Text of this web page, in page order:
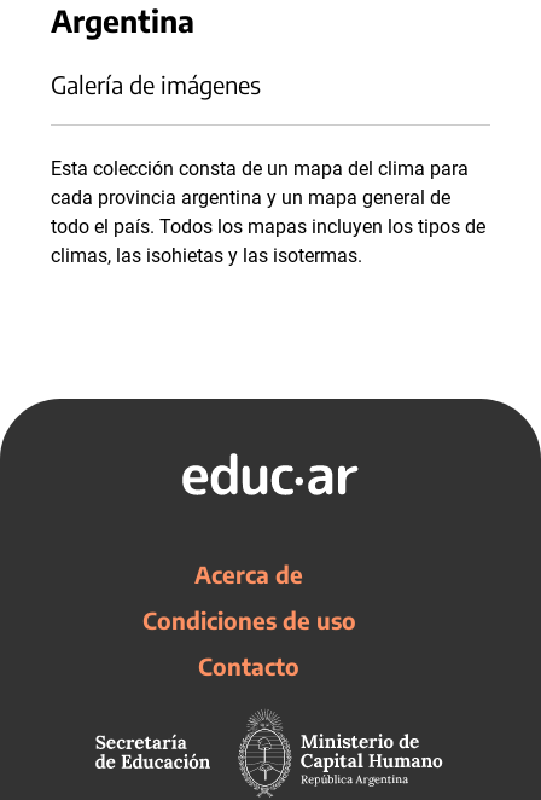
Argentina
Galería de imágenes
Esta colección consta de un mapa del clima para
cada provincia argentina y un mapa general de
todo el país. Todos los mapas incluyen los tipos de
climas, las isohietas y las isotermas.
Acerca de
Condiciones de uso
Contacto